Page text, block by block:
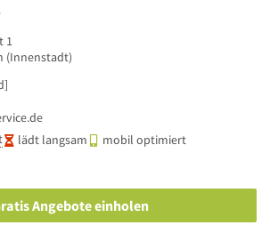
1
(Innenstadt)
lädt langsam mobil optimiert
Angebote einholen